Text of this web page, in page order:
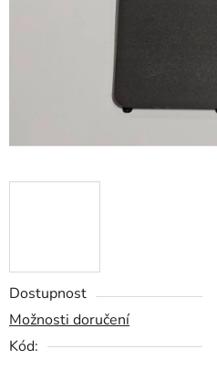
Dostupnost
Možnosti doručení
Kód: